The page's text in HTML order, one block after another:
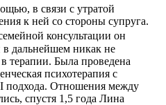
в связи с утратой
к ней со стороны супруга.
консультации он
в дальнейшем никак не
терапии. Была проведена
психотерапия с
подхода. Отношения между
спустя 1,5 года Лина